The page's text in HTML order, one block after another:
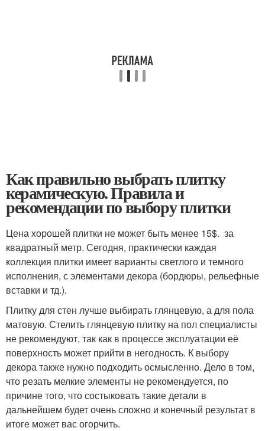
Как правильно выбрать плитку
керамическую. Правила и
рекомендации по выбору плитки
Цена хорошей плитки не может быть менее 15$. за
квадратный метр. Сегодня, практически каждая
коллекция плитки имеет варианты светлого и темного
исполнения, с элементами декора (бордюры, рельефные
вставки и тд.).
Плитку для стен лучше выбирать глянцевую, а для пола
матовую. Стелить глянцевую плитку на пол специалисты
не рекомендуют, так как в процессе эксплуатации её
поверхность может прийти в негодность. К выбору
декора также нужно подходить осмысленно. Дело в том,
что резать мелкие элементы не рекомендуется, по
причине того, что состыковать такие детали в
дальнейшем будет очень сложно и конечный результат в
итоге может вас огорчить.